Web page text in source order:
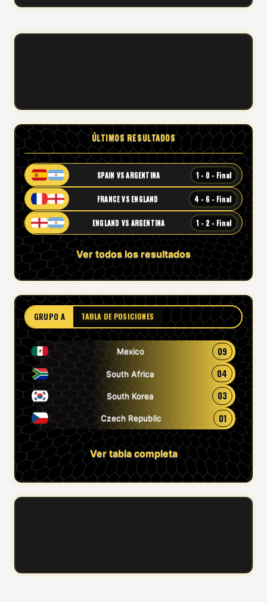
ÚLTIMOS RESULTADOS
SPAIN VS ARGENTINA 1 - 0 - Final
FRANCE VS ENGLAND 4 - 6 - Final
ENGLAND VS ARGENTINA 1 - 2 - Final
Ver todos los resultados
GRUPO A TABLA DE POSICIONES
Mexico 09
South Africa 04
South Korea 03
Czech Republic 01
Ver tabla completa